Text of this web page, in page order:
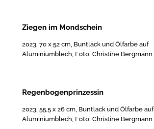
Ziegen im Mondschein
2023, 70 x 52 cm, Buntlack und Ölfarbe auf
Aluminiumblech, Foto: Christine Bergmann
Regenbogenprinzessin
2023, 55,5 x 26 cm, Buntlack und Ölfarbe auf
Aluminiumblech, Foto: Christine Bergmann